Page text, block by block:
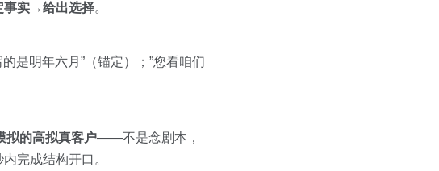
实→给出选择。
是明年六月”（锚定）；”您看咱们
拟的高拟真客户——不是念剧本，
完成结构开口。